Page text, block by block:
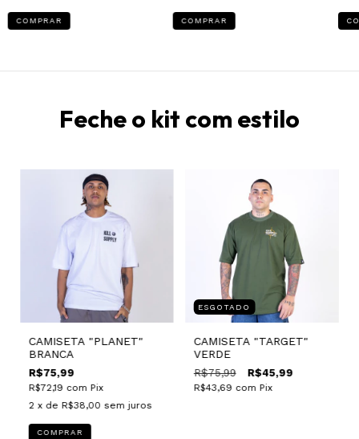
COMPRAR COMPRAR
Feche o kit com estilo
CAMISETA "PLANET"
BRANCA
R$75,99
R$72,19 com Pix
2 x de R$38,00 sem juros
COMPRAR
ESGOTADO
CAMISETA "TARGET"
VERDE
R$75,99 R$45,99
R$43,69 com Pix